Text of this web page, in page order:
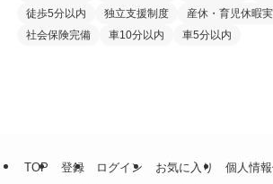
徒歩5分以内
独立支援制度
産休・育児休暇
社会保険完備
車10分以内 車5分以内
TOP 登録 ログイン お気に入り 個人情